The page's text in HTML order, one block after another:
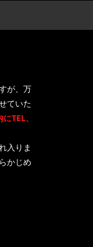
が、万
ていた
TEL、
入りま
かじめ